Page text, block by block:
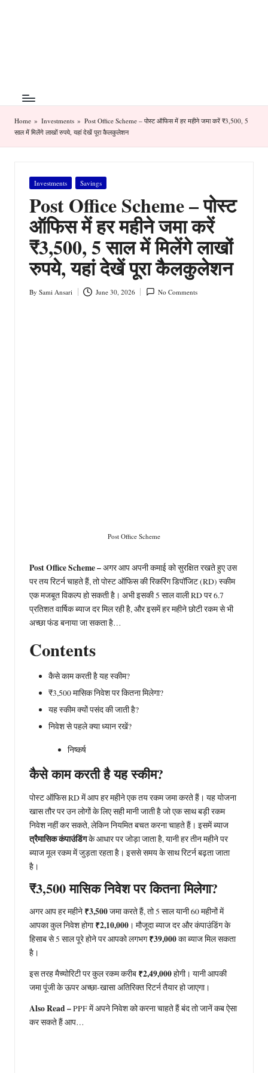
M
o
n
ey
Home » Investments » Post Office Scheme – पोस्ट ऑफिस में हर महीने जमा करें ₹3,500, 5
साल में मिलेंगे लाखों रुपये, यहां देखें पूरा कैलकुलेशन
Posted
Investments Savings
Post Office Scheme – पोस्ट
ऑफिस में हर महीने जमा करें
₹3,500, 5 साल में मिलेंगे लाखों
रुपये, यहां देखें पूरा कैलकुलेशन
Posted
By Sami Ansari June 30, 2026 No Comments
Post Office Scheme
Post Office Scheme –अगर आप अपनी कमाई को सुरक्षित रखते हुए उस
पर तय रिटर्न चाहते हैं, तो पोस्ट ऑफिस की रिकरिंग डिपॉजिट (RD) स्कीम
एक मजबूत विकल्प हो सकती है। अभी इसकी 5 साल वाली RD पर 6.7
प्रतिशत वार्षिक ब्याज दर मिल रही है, और इसमें हर महीने छोटी रकम से भी
अच्छा फंड बनाया जा सकता है…
Contents
कैसे काम करती है यह स्कीम?
₹3,500 मासिक निवेश पर कितना मिलेगा?
यह स्कीम क्यों पसंद की जाती है?
निवेश से पहले क्या ध्यान रखें?
निष्कर्ष
कैसे काम करती है यह स्कीम?
पोस्ट ऑफिस RD में आप हर महीने एक तय रकम जमा करते हैं। यह योजना
खास तौर पर उन लोगों के लिए सही मानी जाती है जो एक साथ बड़ी रकम
निवेश नहीं कर सकते, लेकिन नियमित बचत करना चाहते हैं। इसमें ब्याज
त्रैमासिक कंपाउंडिंगके आधार पर जोड़ा जाता है, यानी हर तीन महीने पर
ब्याज मूल रकम में जुड़ता रहता है। इससे समय के साथ रिटर्न बढ़ता जाता
है।
₹3,500 मासिक निवेश पर कितना मिलेगा?
अगर आप हर महीने ₹3,500जमा करते हैं, तो 5 साल यानी 60 महीनों में
आपका कुल निवेश होगा₹2,10,000 । मौजूदा ब्याज दर और कंपाउंडिंग के
हिसाब से 5 साल पूरे होने पर आपको लगभग₹39,000का ब्याज मिल सकता
है।
इस तरह मैच्योरिटी पर कुल रकम करीब ₹2,49,000होगी। यानी आपकी
जमा पूंजी के ऊपर अच्छा-खासा अतिरिक्त रिटर्न तैयार हो जाएगा।
Also Read –PPF में अपने निवेश को करना चाहते हैं बंद तो जानें कब ऐसा
कर सकते हैं आप…